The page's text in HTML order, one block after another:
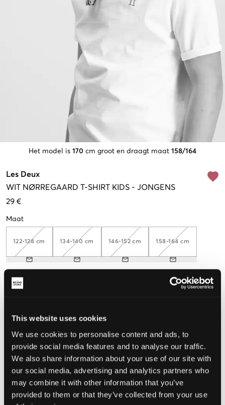
This website uses cookies
We use cookies to personalise content and ads, to
provide social media features and to analyse our traffic.
We also share information about your use of our site with
our social media, advertising and analytics partners who
may combine it with other information that you’ve
provided to them or that they’ve collected from your use
Het model is 170 cm groot en draagt maat 158/164
Les Deux
WIT NØRREGAARD T-SHIRT KIDS - JONGENS
29 €
Maat
122-128 cm 134-140 cm 146-152 cm 158-164 cm
De maat lijkt
KIES EEN MAAT
Snelle levering
Gratis verzending vanaf €69
Recht op herroeping binnen 60 dagen